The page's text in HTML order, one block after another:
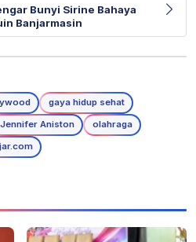
Bunyi Sirine Bahaya
Banjarmasin
gaya hidup sehat
Jennifer Aniston
olahraga